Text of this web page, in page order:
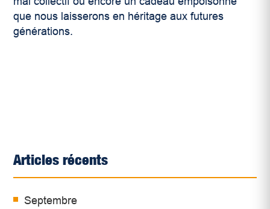
que nous laisserons en héritage aux futures
générations.
Articles récents
Septembre